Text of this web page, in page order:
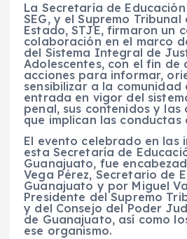
La Secretaría de
SEG, y el Supremo
Estado, STJE, firmaron un
colaboración en el marco
del Sistema Integral de
Adolescentes, con el fin de
acciones para informar,
sensibilizar a la
entrada en vigor del
penal, sus contenidos y las
que implican las conductas
El evento celebrado en las
esta Secretaría de
Guanajuato, fue
Vega Pérez, Secretario de
Guanajuato y por Miguel
Presidente del Supremo
y del Consejo del Poder
de Guanajuato, así como
ese organismo.